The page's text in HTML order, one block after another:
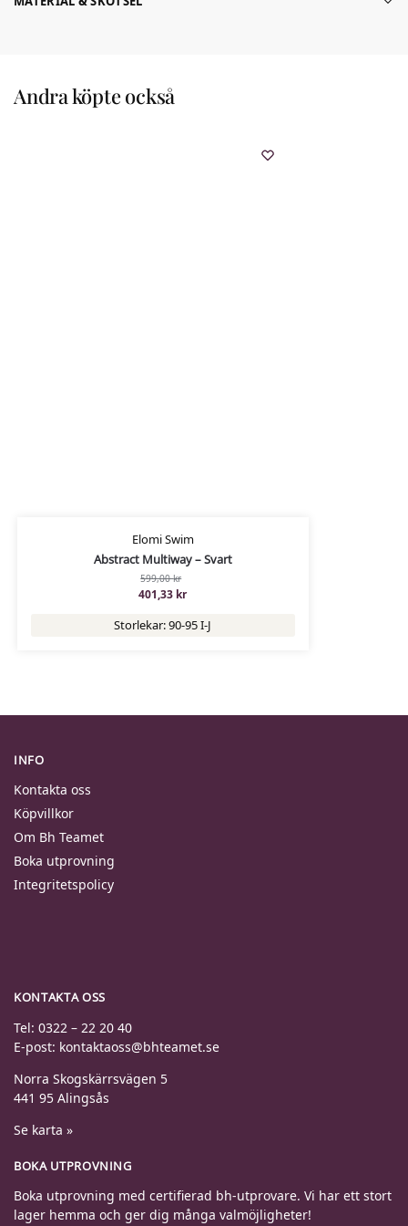
Andra köpte också
Elomi Swim
Abstract Multiway – Svart
599,00kr
401,33 kr
Storlekar: 90-95 I-J
INFO
Kontakta oss
Köpvillkor
Om Bh Teamet
Boka utprovning
Integritetspolicy
KONTAKTA OSS
Tel: 0322 – 22 20 40
E-post: kontaktaoss@bhteamet.se
Norra Skogskärrsvägen 5
441 95 Alingsås
Se karta »
BOKA UTPROVNING
Boka utprovning med certifierad bh-utprovare. Vi har ett stort
lager hemma och ger dig många valmöjligheter!